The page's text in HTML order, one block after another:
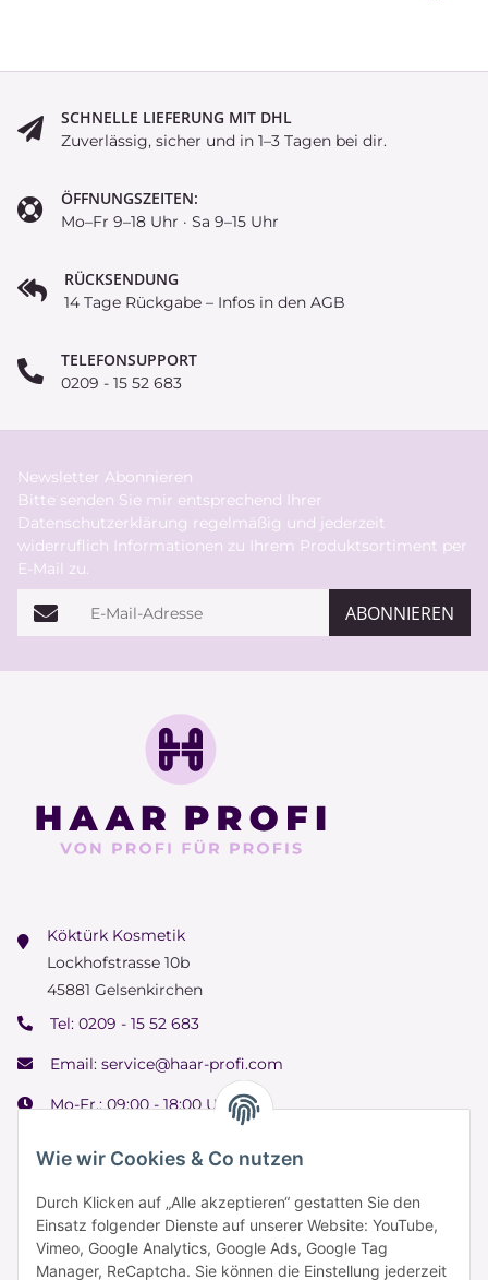
Wie wir Cookies & Co nutzen
Durch Klicken auf „Alle akzeptieren“ gestatten Sie den
Einsatz folgender Dienste auf unserer Website: YouTube,
Vimeo, Google Analytics, Google Ads, Google Tag
Manager, ReCaptcha. Sie können die Einstellung jederzeit
SCHNELLE LIEFERUNG MIT DHL
Zuverlässig, sicher und in 1–3 Tagen bei dir.
ÖFFNUNGSZEITEN:
Mo–Fr 9–18 Uhr · Sa 9–15 Uhr
RÜCKSENDUNG
14 Tage Rückgabe – Infos in den AGB
TELEFONSUPPORT
0209 - 15 52 683
Newsletter Abonnieren
Bitte senden Sie mir entsprechend Ihrer
Datenschutzerklärung regelmäßig und jederzeit
widerruflich Informationen zu Ihrem Produktsortiment per
E-Mail zu.
E-Mail-Adresse ABONNIEREN
Köktürk Kosmetik
Lockhofstrasse 10b
45881 Gelsenkirchen
Tel: 0209 - 15 52 683
Email: service@haar-profi.com
Mo-Fr.: 09:00 - 18:00 Uhr
Samstag: 09:00 - 15:00 Uhr
Informationen